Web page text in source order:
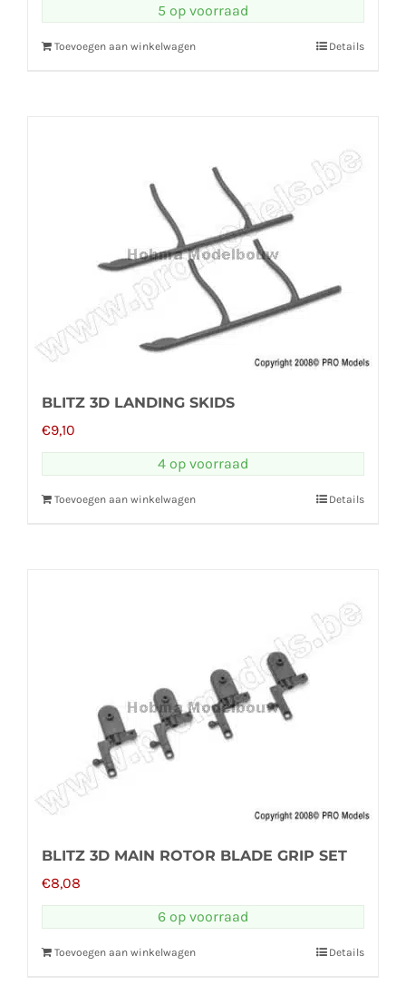
5 op voorraad
Toevoegen aan winkelwagen Details
BLITZ 3D LANDING SKIDS
€9,10
4 op voorraad
Toevoegen aan winkelwagen Details
BLITZ 3D MAIN ROTOR BLADE GRIP SET
€8,08
6 op voorraad
Toevoegen aan winkelwagen Details